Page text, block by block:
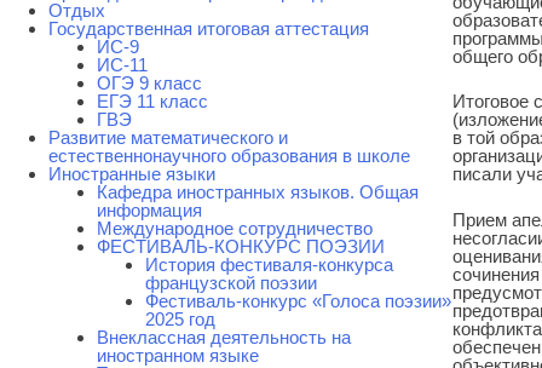
Отдых
Государственная итоговая аттестация
ИС-9
ИС-11
ОГЭ 9 класс
ЕГЭ 11 класс
ГВЭ
Развитие математического и
естественнонаучного образования в школе
Иностранные языки
Кафедра иностранных языков. Общая
информация
Международное сотрудничество
ФЕСТИВАЛЬ-КОНКУРС ПОЭЗИИ
История фестиваля-конкурса
французской поэзии
Фестиваль-конкурс «Голоса поэзии»
2025 год
Внеклассная деятельность на
иностранном языке
общего
Итоговое
в той
писали
Прием